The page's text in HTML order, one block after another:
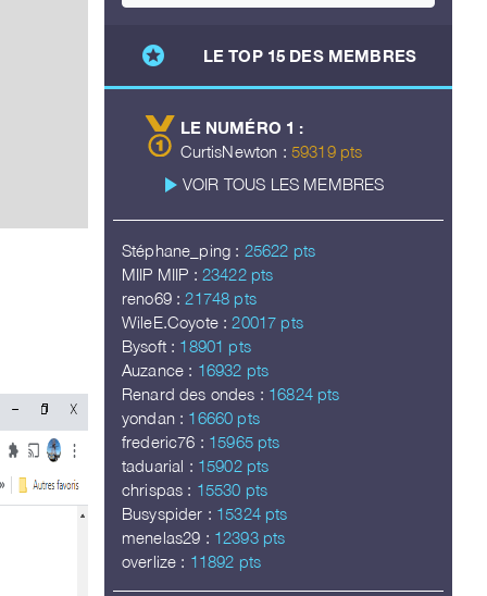
stars LE TOP 15 DES MEMBRES
LE NUMÉRO 1 :
CurtisNewton : 59319 pts
play_arrow VOIR TOUS LES MEMBRES
Stéphane_ping : 25622 pts
MIIP MIIP : 23422 pts
reno69 : 21748 pts
WileE.Coyote : 20017 pts
Bysoft : 18901 pts
Auzance : 16932 pts
Renard des ondes : 16824 pts
yondan : 16660 pts
frederic76 : 15965 pts
taduarial : 15902 pts
chrispas : 15530 pts
Busyspider : 15324 pts
menelas29 : 12393 pts
overlize : 11892 pts